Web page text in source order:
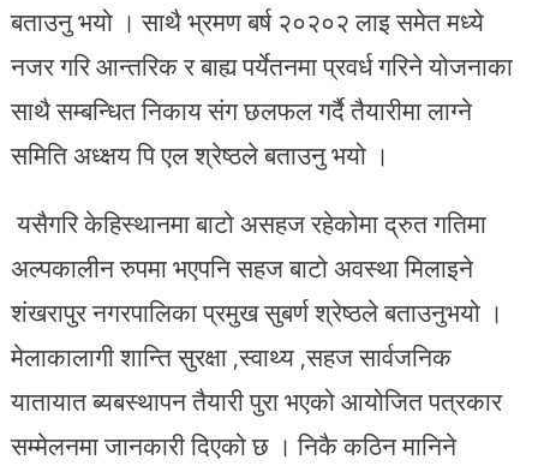
बताउनु भयो । साथै भ्रमण बर्ष २०२०२ लाइ समेत मध्ये
नजर गरि आन्तरिक र बाह्य पर्येतनमा प्रवर्ध गरिने योजनाका
साथै सम्बन्धित निकाय संग छलफल गर्दै तैयारीमा लाग्ने
समिति अध्क्षय पि एल श्रेष्ठले बताउनु भयो ।
यसैगरि केहिस्थानमा बाटो असहज रहेकोमा द्रुत गतिमा
अल्पकालीन रुपमा भएपनि सहज बाटो अवस्था मिलाइने
शंखरापुर नगरपालिका प्रमुख सुबर्ण श्रेष्ठले बताउनुभयो ।
मेलाकालागी शान्ति सुरक्षा ,स्वाथ्य ,सहज सार्वजनिक
यातायात ब्यबस्थापन तैयारी पुरा भएको आयोजित पत्रकार
सम्मेलनमा जानकारी दिएको छ । निकै कठिन मानिने